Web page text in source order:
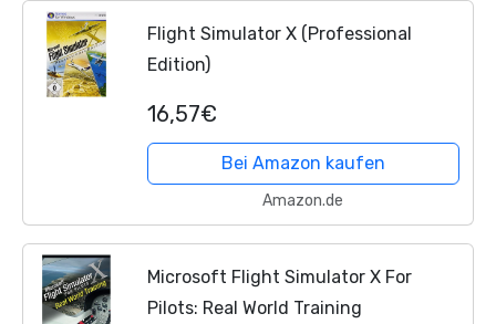
Flight Simulator X (Professional
Edition)
16,57€
Bei Amazon kaufen
Amazon.de
Microsoft Flight Simulator X For
Pilots: Real World Training